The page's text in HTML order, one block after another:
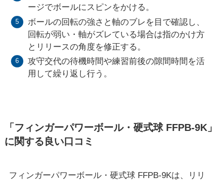
ージでボールにスピンをかける。
ボールの回転の強さと軸のブレを目で確認し、
回転が弱い・軸がズレている場合は指のかけ方
とリリースの角度を修正する。
攻守交代の待機時間や練習前後の隙間時間を活
用して繰り返し行う。
「フィンガーパワーボール・硬式球 FFPB-9K」
に関する良い口コミ
フィンガーパワーボール・硬式球 FFPB-9Kは、リリ